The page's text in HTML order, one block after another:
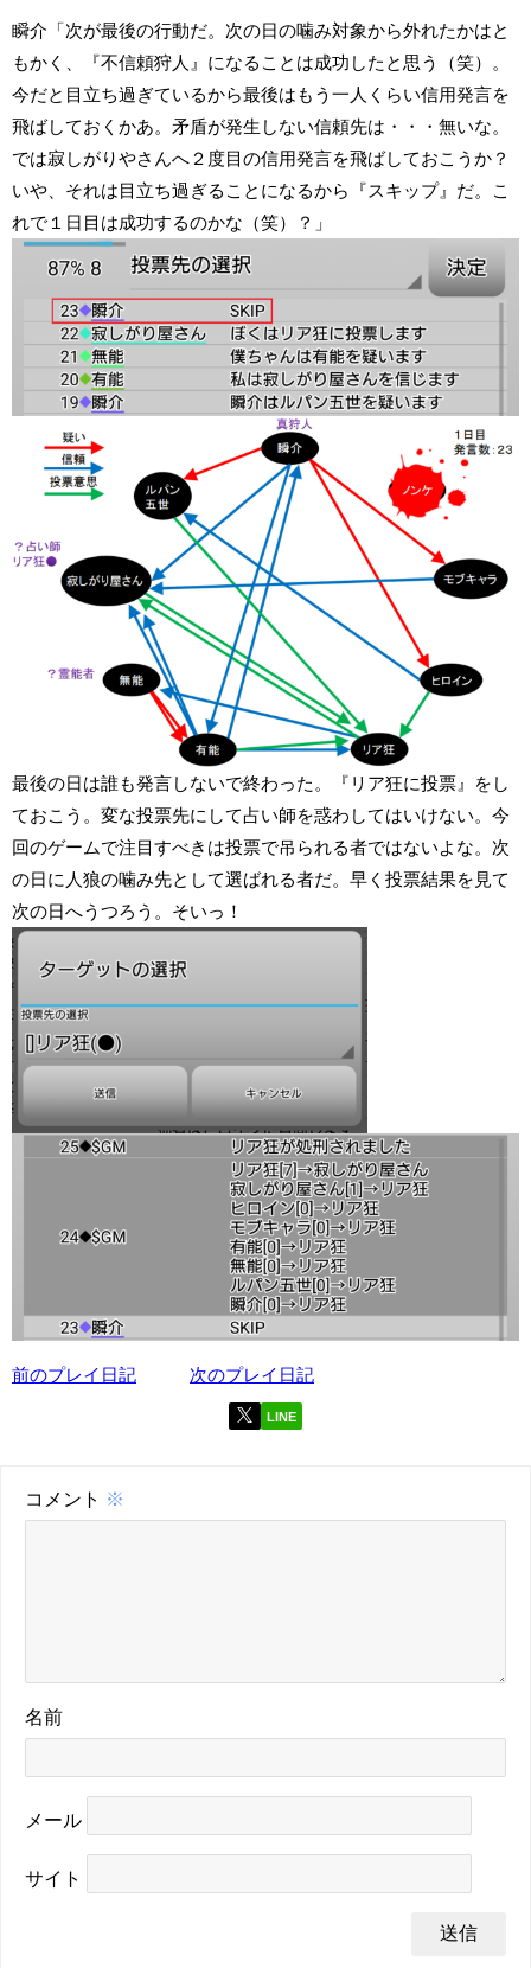
瞬介「次が最後の行動だ。次の日の噛み対象から外れたかはと
もかく、『不信頼狩人』になることは成功したと思う（笑）。
今だと目立ち過ぎているから最後はもう一人くらい信用発言を
飛ばしておくかあ。矛盾が発生しない信頼先は・・・無いな。
では寂しがりやさんへ２度目の信用発言を飛ばしておこうか？
いや、それは目立ち過ぎることになるから『スキップ』だ。こ
れで１日目は成功するのかな（笑）？」
最後の日は誰も発言しないで終わった。『リア狂に投票』をし
ておこう。変な投票先にして占い師を惑わしてはいけない。今
回のゲームで注目すべきは投票で吊られる者ではないよな。次
の日に人狼の噛み先として選ばれる者だ。早く投票結果を見て
次の日へうつろう。そいっ！
前のプレイ日記 次のプレイ日記
LINE
コメント ※
名前
メール
サイト